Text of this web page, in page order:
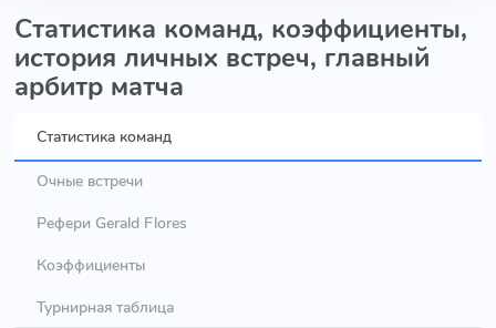
Статистика команд, коэффициенты,
история личных встреч, главный
арбитр матча
Статистика команд
Очные встречи
Рефери Gerald Flores
Коэффициенты
Турнирная таблица